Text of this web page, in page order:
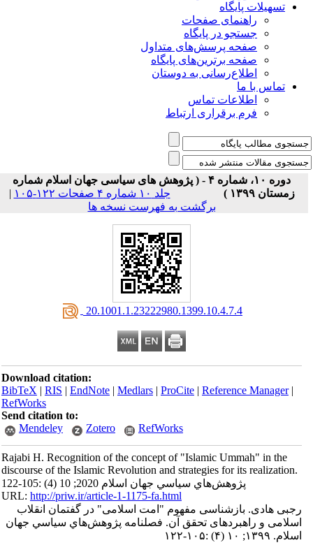
تسهیلات پایگاه
راهنمای صفحات
جستجو در پایگاه
صفحه پرسش‌های متداول
صفحه برترین‌های پایگاه
اطلاع‌رسانی به دوستان
تماس با ما
اطلاعات تماس
فرم برقراری ارتباط
دوره ۱۰، شماره ۴ - ( پژوهش های سیاسی جهان اسلام شماره
زمستان ۱۳۹۹ )
جلد ۱۰ شماره ۴ صفحات ۱۲۲-۱۰۵
|
برگشت به فهرست نسخه ها
‎ 20.1001.1.23222980.1399.10.4.7.4
Download citation:
BibTeX|RIS|EndNote|Medlars|ProCite|Reference Manager
RefWorks
Send citation to:
Mendeley
Zotero RefWorks
Rajabi H. Recognition of the concept of "Islamic Ummah" in the
discourse of the Islamic Revolution and strategies for its realization.
پژوهش‌هاي سياسي جهان اسلام 2020; 10 (4) :105-122
URL:http://priw.ir/article-1-1175-fa.html
رجبی هادی. بازشناسی مفهوم "امت اسلامی" در گفتمان انقلاب
اسلامی و راهبردهای تحقق آن. فصلنامه پژوهش‌هاي سياسي جهان
اسلام. ۱۳۹۹; ۱۰ (۴) :۱۰۵-۱۲۲